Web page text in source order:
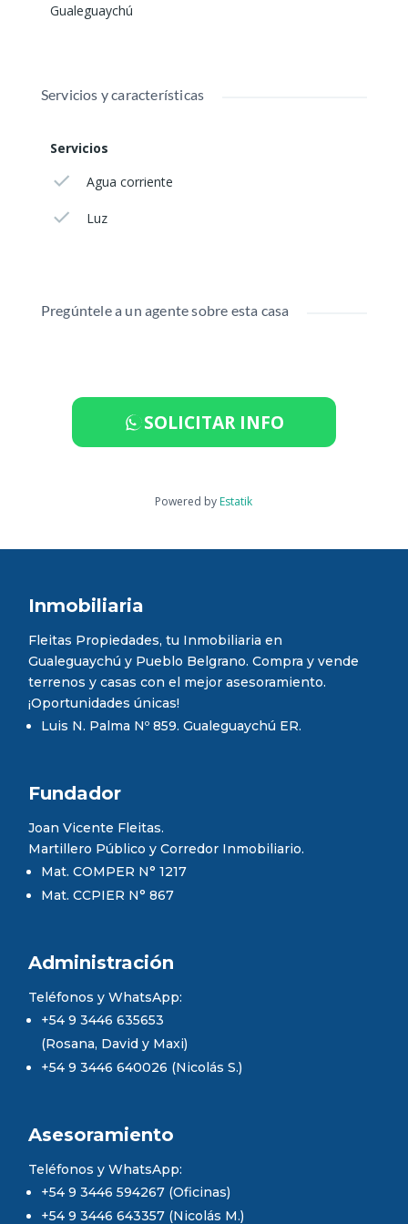
Gualeguaychú
Servicios y características
Servicios
Agua corriente
Luz
Pregúntele a un agente sobre esta casa
SOLICITAR INFO
Powered by Estatik
Inmobiliaria
Fleitas Propiedades, tu Inmobiliaria en
Gualeguaychú y Pueblo Belgrano. Compra y vende
terrenos y casas con el mejor asesoramiento.
¡Oportunidades únicas!
Luis N. Palma Nº 859. Gualeguaychú ER.
Fundador
Joan Vicente Fleitas.
Martillero Público y Corredor Inmobiliario.
Mat. COMPER N° 1217
Mat. CCPIER N° 867
Administración
Teléfonos y WhatsApp:
+54 9 3446 635653
(Rosana, David y Maxi)
+54 9 3446 640026 (Nicolás S.)
Asesoramiento
Teléfonos y WhatsApp:
+54 9 3446 594267 (Oficinas)
+54 9 3446 643357 (Nicolás M.)